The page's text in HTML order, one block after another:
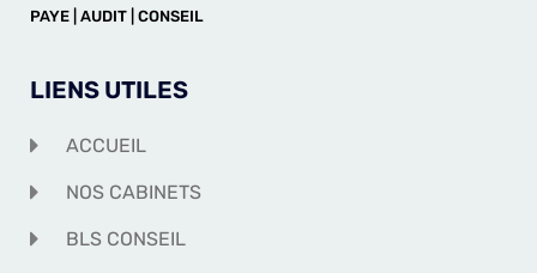
PAYE | AUDIT | CONSEIL
LIENS UTILES
ACCUEIL
NOS CABINETS
BLS CONSEIL